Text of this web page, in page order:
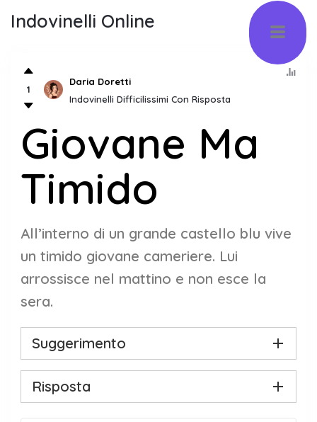
Indovinelli Online
1
Daria Doretti
Indovinelli Difficilissimi Con Risposta
Giovane Ma
Timido
All’interno di un grande castello blu vive
un timido giovane cameriere. Lui
arrossisce nel mattino e non esce la
sera.
Suggerimento
Risposta